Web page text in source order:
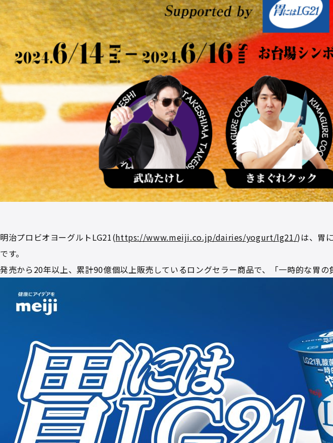
明治プロビオヨーグルトLG21(https://www.meiji.co.jp/dairies/yogurt/lg21/)は、胃
です。
発売から20年以上、累計90億個以上販売しているロングセラー商品で、「一時的な胃の